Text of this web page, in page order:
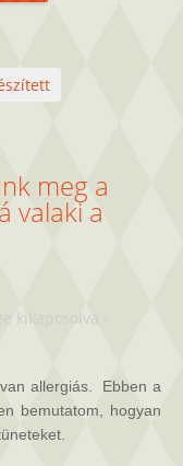
meg a
valaki a
kikapcsolva
allergiás. Ebben a
bemutatom, hogyan